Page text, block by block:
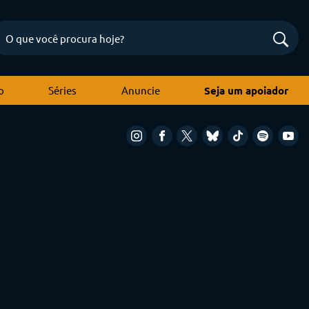
Séries Anuncie Seja um apoiador